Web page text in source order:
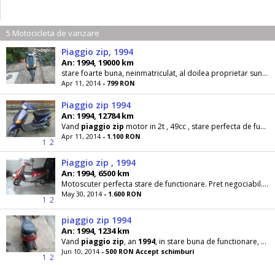
5 Motocicleta de vanzare
Piaggio zip, 1994
An: 1994, 19000 km
stare foarte buna, neinmatriculat, al doilea proprietar sunt eu, fara accidente, racire aer. negociabil. .
Apr 11, 2014 - 799 RON
1 2
Piaggio zip 1994
An: 1994, 12784 km
Vand piaggio zip motor in 2t , 49cc , stare perfecta de functionare, porneste la prima pedala fara
Apr 11, 2014 - 1.100 RON
1 2
Piaggio zip , 1994
An: 1994, 6500 km
Motoscuter perfecta stare de functionare. Pret negociabil. Foto real. Adus recent din Germania. Detalii la O728. 62. 24. 99 sau O76O. 14. 39. 38
May 30, 2014 - 1.600 RON
1 2
piaggio zip 1994
An: 1994, 1234 km
Vand piaggio zip, an 1994, in stare buna de functionare, pornire la pedala si foarte multe piese
Jun 10, 2014 - 500 RON Accept schimburi